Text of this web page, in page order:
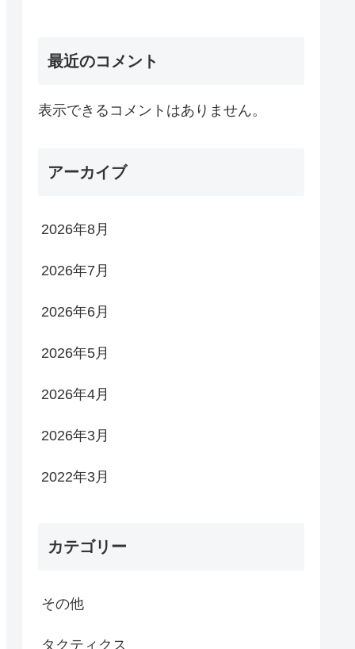
最近のコメント
表示できるコメントはありません。
アーカイブ
2026年8月
2026年7月
2026年6月
2026年5月
2026年4月
2026年3月
2022年3月
カテゴリー
その他
タクティクス